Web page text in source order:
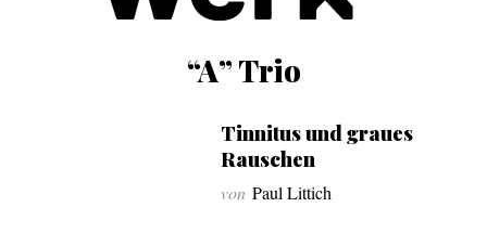
“A” Trio
Tinnitus und graues
Rauschen
von Paul Littich